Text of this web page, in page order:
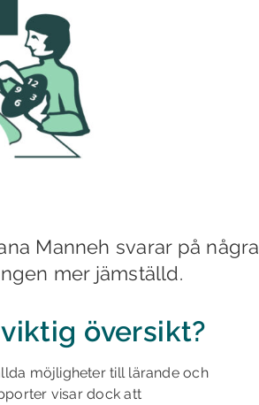
Manneh svarar på några
mer jämställd.
översikt?
möjligheter till lärande och
visar dock att